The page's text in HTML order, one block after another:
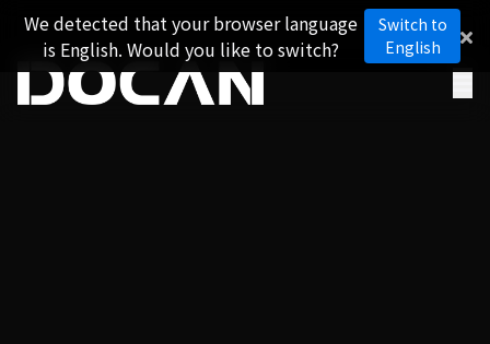
We detected that your browser language
is English. Would you like to switch?
Switch to
English